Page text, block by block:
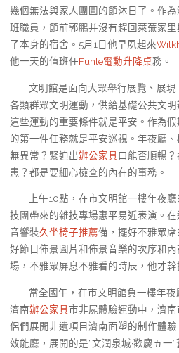
幾個無法與家人團圓的節沐日了。作
班職員，節前郭鵬并沒有趕回萊蕪家
了本身的宿舍。5月1日他早夙起來
他一天的值班任Funte電動升降桌務。
文明館是面向大眾舉行展覽、展
各類群眾文明運動，供給基礎公共文明
這些運動的重要條件就是平安。作為
的第一件任務就是平安巡視。年夜廳
無異常？緊迫出辦公家具口能否順暢
患？都是要細心檢查的內在的事務。
上午10點，在市文明館一樓年夜
技團帶來的雜技專場惠平易近表演。
音響裝久坐椅子推薦備，擺好不雅眾
好節目佈景圖片和佈景音樂的次序和
場，不雅眾屏息不雅看的時辰，他才
當全國午，在市文明館負一樓年夜
濟南辦公家具市非屍體驗運動中，濟
侶們展開非遺項目濟南面塑的制作體驗
效能廳，展開的是“文潤泉城·歡慶五一”